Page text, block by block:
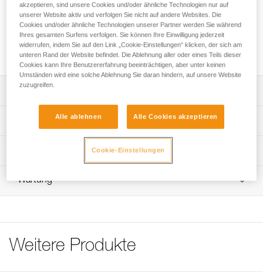
Ersatzclip für die Innenschale der PANGA-Helme.
Fordern dieses Teil bei Kundenservice
Leistungsverzeichnis
Kompatibel mit den PANGA-Helmen, die vor 2021 im
Handel erhältlich waren (A30AXA).
Technische Spezifikationen
Zugrundeliegende Spezifikationen
Verpackung : Verkauf im 5er-Pack
Technische Informationen
Häufige Fragen
Wartung
Weitere Produkte
akzeptieren, sind unsere Cookies und/oder ähnliche Technologien nur auf
unserer Website aktiv und verfolgen Sie nicht auf andere Websites. Die
Cookies und/oder ähnliche Technologien unserer Partner werden Sie während
Ihres gesamten Surfens verfolgen. Sie können Ihre Einwilligung jederzeit
widerrufen, indem Sie auf den Link „Cookie-Einstellungen“ klicken, der sich am
unteren Rand der Website befindet. Die Ablehnung aller oder eines Teils dieser
Cookies kann Ihre Benutzererfahrung beeinträchtigen, aber unter keinen
Umständen wird eine solche Ablehnung Sie daran hindern, auf unsere Website
zuzugreifen.
Alle ablehnen Alle Cookies akzeptieren
Cookie-Einstellungen